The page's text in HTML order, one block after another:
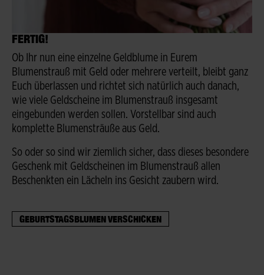
FERTIG!
Ob Ihr nun eine einzelne Geldblume in Eurem
Blumenstrauß mit Geld oder mehrere verteilt, bleibt ganz
Euch überlassen und richtet sich natürlich auch danach,
wie viele Geldscheine im Blumenstrauß insgesamt
eingebunden werden sollen. Vorstellbar sind auch
komplette Blumensträuße aus Geld.
So oder so sind wir ziemlich sicher, dass dieses besondere
Geschenk mit Geldscheinen im Blumenstrauß allen
Beschenkten ein Lächeln ins Gesicht zaubern wird.
GEBURTSTAGSBLUMEN VERSCHICKEN